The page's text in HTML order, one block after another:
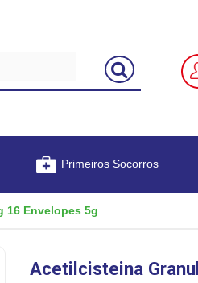
Primeiros Socorros
16 Envelopes 5g
Acetilcisteina